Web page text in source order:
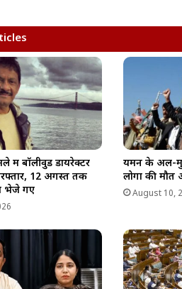
o
o
k
r
a
m
i
k
में बॉलीवुड डायरेक्टर
12 अगस्त तक
भेजे गए
यमन के अल-
लोगों की
August 10,